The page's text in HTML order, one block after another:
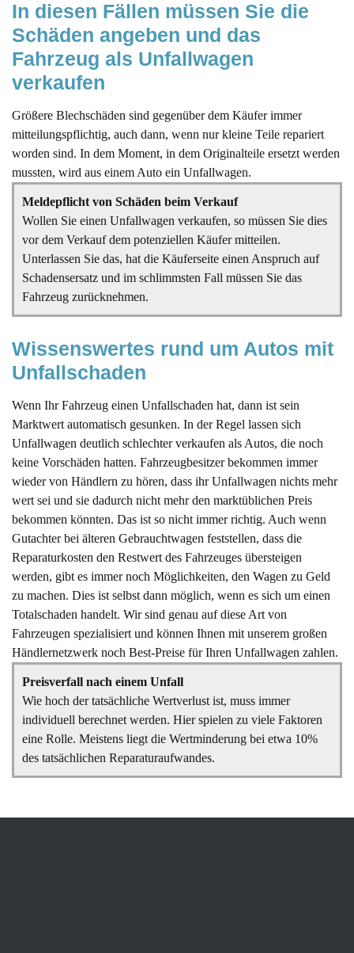
In diesen Fällen müssen Sie die
Schäden angeben und das
Fahrzeug als Unfallwagen
verkaufen
Größere Blechschäden sind gegenüber dem Käufer immer
mitteilungspflichtig, auch dann, wenn nur kleine Teile repariert
worden sind. In dem Moment, in dem Originalteile ersetzt werden
mussten, wird aus einem Auto ein Unfallwagen.
Meldepflicht von Schäden beim Verkauf
Wollen Sie einen Unfallwagen verkaufen, so müssen Sie dies
vor dem Verkauf dem potenziellen Käufer mitteilen.
Unterlassen Sie das, hat die Käuferseite einen Anspruch auf
Schadensersatz und im schlimmsten Fall müssen Sie das
Fahrzeug zurücknehmen.
Wissenswertes rund um Autos mit
Unfallschaden
Wenn Ihr Fahrzeug einen Unfallschaden hat, dann ist sein
Marktwert automatisch gesunken. In der Regel lassen sich
Unfallwagen deutlich schlechter verkaufen als Autos, die noch
keine Vorschäden hatten. Fahrzeugbesitzer bekommen immer
wieder von Händlern zu hören, dass ihr Unfallwagen nichts mehr
wert sei und sie dadurch nicht mehr den marktüblichen Preis
bekommen könnten. Das ist so nicht immer richtig. Auch wenn
Gutachter bei älteren Gebrauchtwagen feststellen, dass die
Reparaturkosten den Restwert des Fahrzeuges übersteigen
werden, gibt es immer noch Möglichkeiten, den Wagen zu Geld
zu machen. Dies ist selbst dann möglich, wenn es sich um einen
Totalschaden handelt. Wir sind genau auf diese Art von
Fahrzeugen spezialisiert und können Ihnen mit unserem großen
Händlernetzwerk noch Best-Preise für Ihren Unfallwagen zahlen.
Preisverfall nach einem Unfall
Wie hoch der tatsächliche Wertverlust ist, muss immer
individuell berechnet werden. Hier spielen zu viele Faktoren
eine Rolle. Meistens liegt die Wertminderung bei etwa 10%
des tatsächlichen Reparaturaufwandes.